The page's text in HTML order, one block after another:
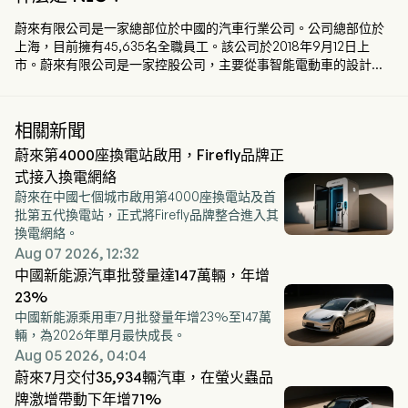
蔚來有限公司是一家總部位於中國的汽車行業公司。公司總部位於
上海，目前擁有45,635名全職員工。該公司於2018年9月12日上
市。蔚來有限公司是一家控股公司，主要從事智能電動車的設計、
型高端智能電動車。公司致力於建立包含電池換電、輔助與智能駕
駛、數位技術、電驅系統與電池、整車工程與設計等自主研發能
力，以掌控車輛軟硬體架構及關鍵組件的設計與開發。
相關新聞
蔚來第4000座換電站啟用，Firefly品牌正
式接入換電網絡
蔚來在中國七個城市啟用第4000座換電站及首
批第五代換電站，正式將Firefly品牌整合進入其
換電網絡。
Aug 07 2026, 12:32
中國新能源汽車批發量達147萬輛，年增
23%
中國新能源乘用車7月批發量年增23%至147萬
輛，為2026年單月最快成長。
Aug 05 2026, 04:04
蔚來7月交付35,934輛汽車，在螢火蟲品
牌激增帶動下年增71%